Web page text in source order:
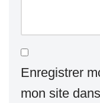
Enregistrer
mon site